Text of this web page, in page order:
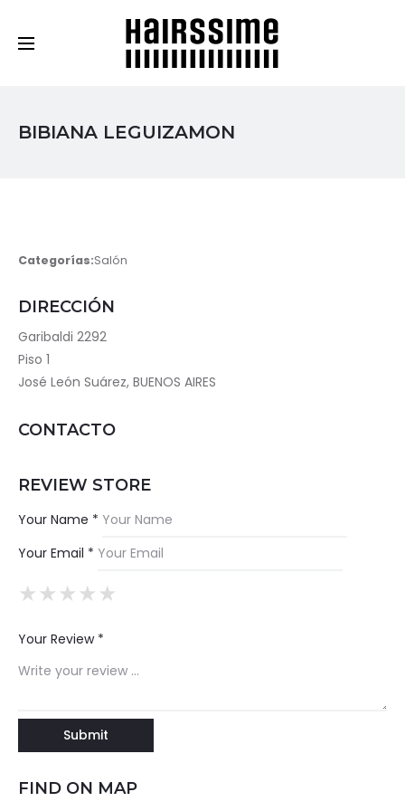
BIBIANA LEGUIZAMON
Categorías:Salón
DIRECCIÓN
Garibaldi 2292
Piso 1
José León Suárez, BUENOS AIRES
CONTACTO
REVIEW STORE
Your Name *
Your Email *
★
★★
★★★
★★★★
★★★★★
Your Review *
FIND ON MAP